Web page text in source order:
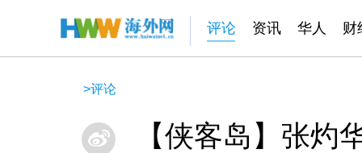
评论 资讯 华人 财
>评论
【侠客岛】张灼